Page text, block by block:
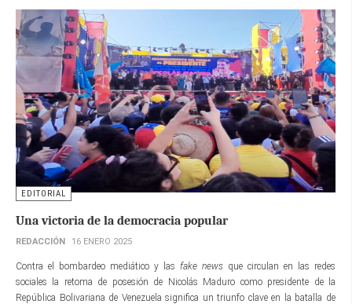
EDITORIAL
Una victoria de la democracia popular
REDACCIÓN 16 ENERO 2025
Contra el bombardeo mediático y las fake news que circulan en las redes
sociales la retoma de posesión de Nicolás Maduro como presidente de la
República Bolivariana de Venezuela significa un triunfo clave en la batalla de